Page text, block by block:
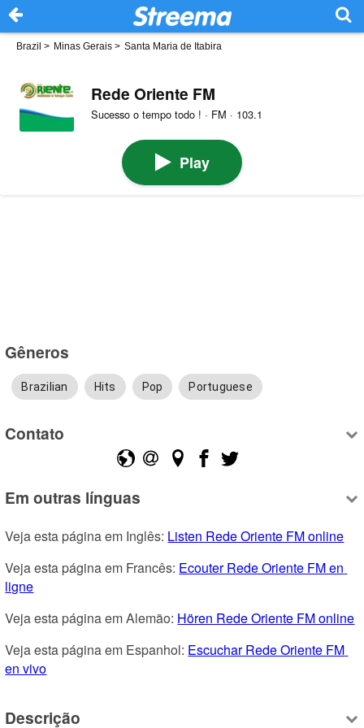
Brazil > Minas Gerais > Santa Maria de Itabira
Rede Oriente FM
Sucesso o tempo todo ! · FM · 103.1
Play
Gêneros
Brazilian Hits Pop Portuguese
Contato
Em outras línguas
Veja esta página em Inglês: Listen Rede Oriente FM online
Veja esta página em Francês: Ecouter Rede Oriente FM en
ligne
Veja esta página em Alemão: Hören Rede Oriente FM online
Veja esta página em Espanhol: Escuchar Rede Oriente FM
en vivo
Descrição